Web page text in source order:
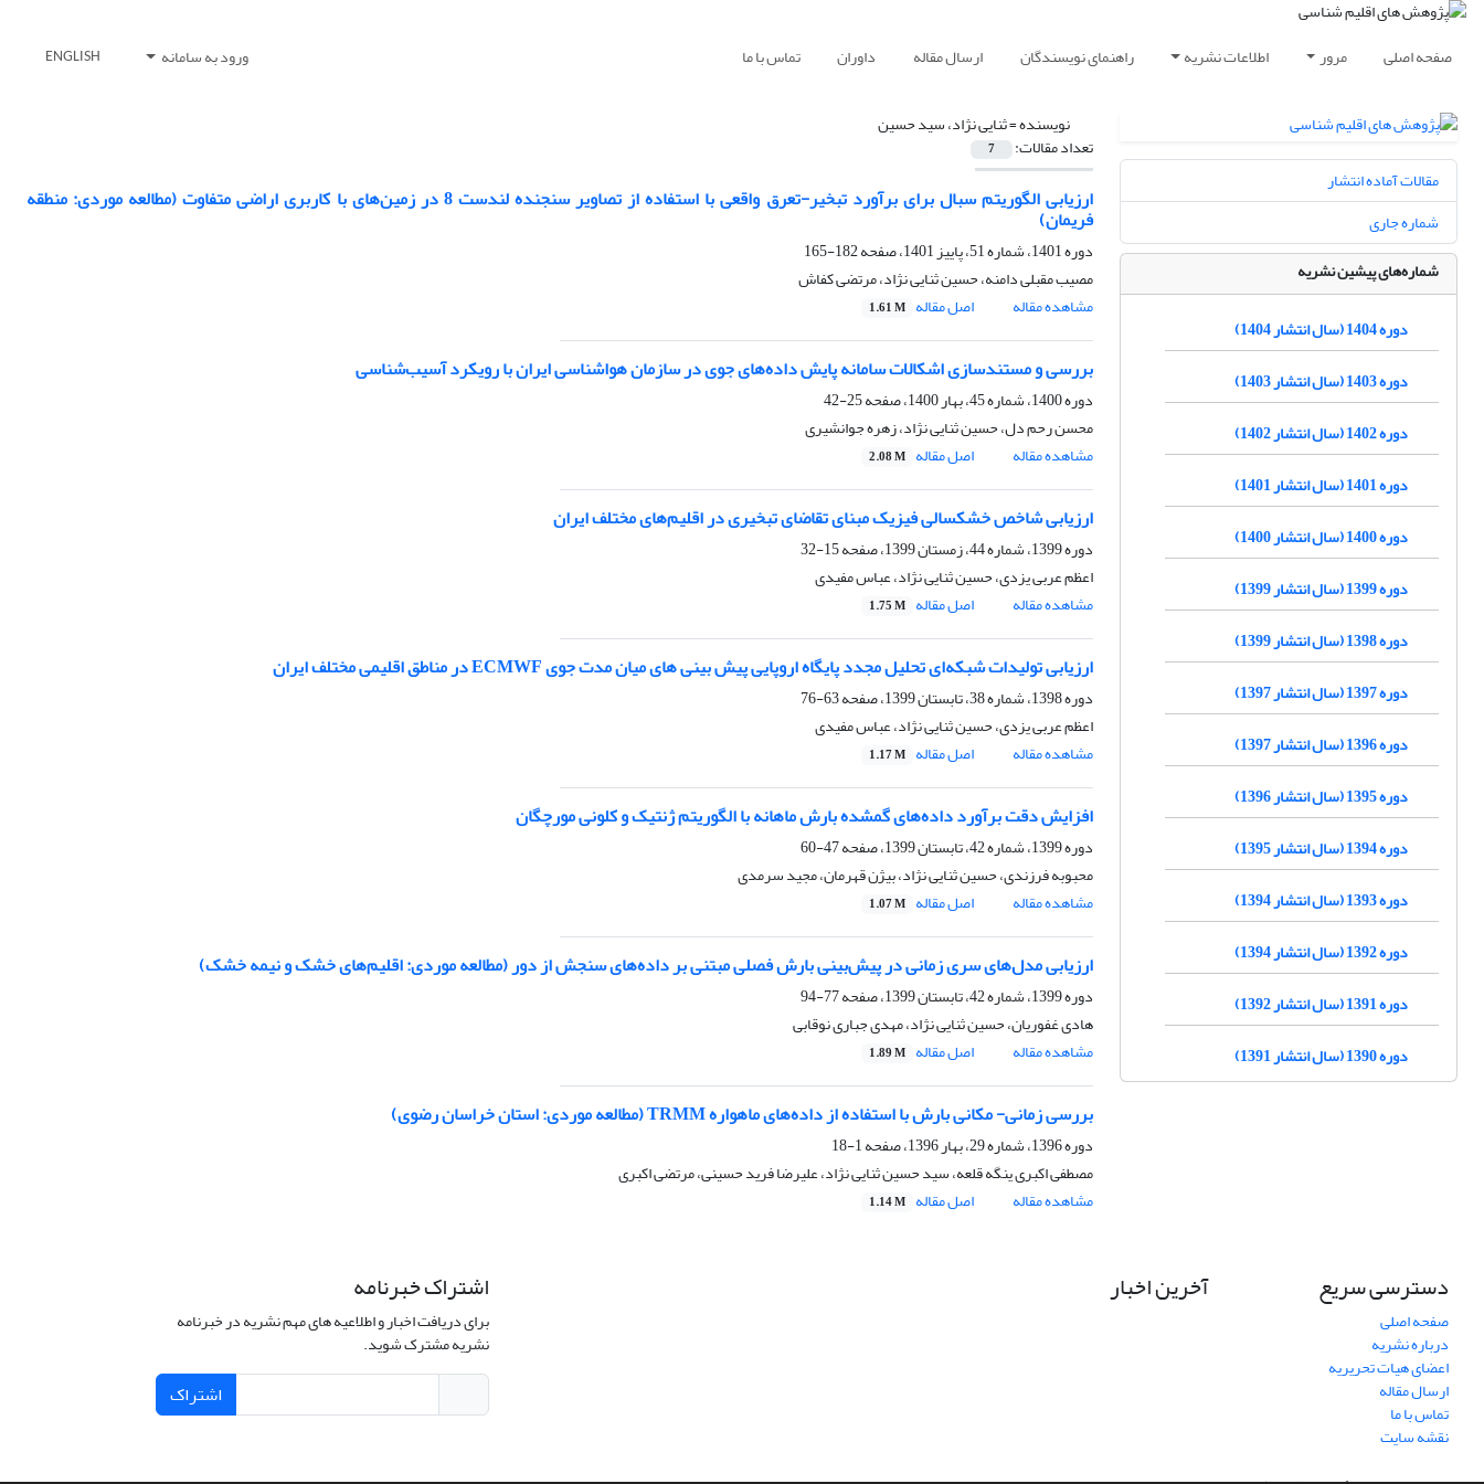
صفحه اصلی مرور اطلاعات نشریه راهنمای نویسندگان ارسال مقاله داوران تماس با ما ورود به سامانه ENGLISH
نویسنده =ثنایی نژاد، سید حسین
تعداد مقالات: 7
ارزیابی الگوریتم سبال برای برآورد تبخیر-تعرق واقعی با استفاده از تصاویر سنجنده لندست 8 در زمین‌های با کاربری اراضی متفاوت (مطالعه موردی: منطقه
فریمان)
دوره 1401، شماره 51، پاییز 1401، صفحه
182-165
مصیب مقبلی دامنه، حسین ثنایی نژاد، مرتضی کفاش
مشاهده مقاله
اصل مقاله 1.61 M
بررسی و مستندسازی اشکالات سامانه پایش داده‌های جوی در سازمان هواشناسی ایران با رویکرد آسیب‌شناسی
دوره 1400، شماره 45، بهار 1400، صفحه
25-42
محسن رحم دل، حسین ثنایی نژاد، زهره جوانشیری
مشاهده مقاله
اصل مقاله 2.08 M
ارزیابی شاخص خشکسالی فیزیک مبنای تقاضای تبخیری در اقلیم‌های مختلف ایران
دوره 1399، شماره 44، زمستان 1399، صفحه
15-32
اعظم عربی یزدی، حسین ثنایی نژاد، عباس مفیدی
مشاهده مقاله
اصل مقاله 1.75 M
ارزیابی تولیدات شبکه‌ای تحلیل مجدد پایگاه اروپایی پیش بینی های میان مدت جوی ECMWF در مناطق اقلیمی مختلف ایران
دوره 1398، شماره 38، تابستان 1399، صفحه
63-76
اعظم عربی یزدی، حسین ثنایی نژاد، عباس مفیدی
مشاهده مقاله
اصل مقاله 1.17 M
افزایش دقت برآورد داده‌های گمشده بارش ماهانه با الگوریتم ژنتیک و کلونی مورچگان
دوره 1399، شماره 42، تابستان 1399، صفحه
47-60
محبوبه فرزندی، حسین ثنایی نژاد، بیژن قهرمان، مجید سرمدی
مشاهده مقاله
اصل مقاله 1.07 M
ارزیابی مدل‌های سری زمانی در پیش‌بینی بارش فصلی مبتنی بر داده‌های سنجش از دور (مطالعه موردی: اقلیم‌های خشک و نیمه خشک)
دوره 1399، شماره 42، تابستان 1399، صفحه
77-94
هادی غفوریان، حسین ثنایی نژاد، مهدی جباری نوقابی
مشاهده مقاله
اصل مقاله 1.89 M
بررسی زمانی- مکانی بارش با استفاده از داده‌های ماهواره‌ TRMM (مطالعه موردی: استان خراسان رضوی)
دوره 1396، شماره 29، بهار 1396، صفحه
1-18
مصطفی اکبری ینگه قلعه، سید حسین ثنایی نژاد، علیرضا فرید حسینی، مرتضی اکبری
مشاهده مقاله
اصل مقاله 1.14 M
مقالات آماده انتشار
شماره جاری
شماره‌های پیشین نشریه
دوره 1404 (سال انتشار 1404)
دوره 1403 (سال انتشار 1403)
دوره 1402 (سال انتشار 1402)
دوره 1401 (سال انتشار 1401)
دوره 1400 (سال انتشار 1400)
دوره 1399 (سال انتشار 1399)
دوره 1398 (سال انتشار 1399)
دوره 1397 (سال انتشار 1397)
دوره 1396 (سال انتشار 1397)
دوره 1395 (سال انتشار 1396)
دوره 1394 (سال انتشار 1395)
دوره 1393 (سال انتشار 1394)
دوره 1392 (سال انتشار 1394)
دوره 1391 (سال انتشار 1392)
دوره 1390 (سال انتشار 1391)
دسترسی سریع
صفحه اصلی
درباره نشریه
اعضای هیات تحریریه
ارسال مقاله
تماس با ما
نقشه سایت
آخرین اخبار اشتراک خبرنامه
برای دریافت اخبار و اطلاعیه های مهم نشریه در خبرنامه
نشریه مشترک شوید.
اشتراک